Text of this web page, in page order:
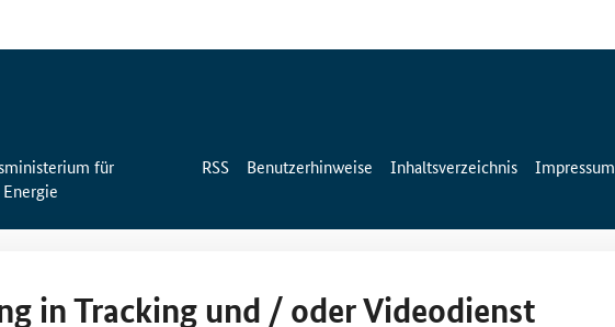
für
RSS Benutzerhinweise Inhaltsverzeichnis Impressum
in Tracking und / oder Videodienst